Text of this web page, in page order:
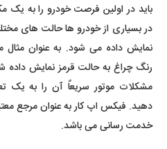
باید در اولین فرصت خودرو را به
در بسیاری از خودرو ها حالت های
نمایش داده می شود. به عنوان
رنگ چراغ به حالت قرمز نمایش
مشکلات موتور سریعاً آن را به یک
دهید. فیکس اپ کار به عنوان مرجع
خدمت رسانی می باشد.